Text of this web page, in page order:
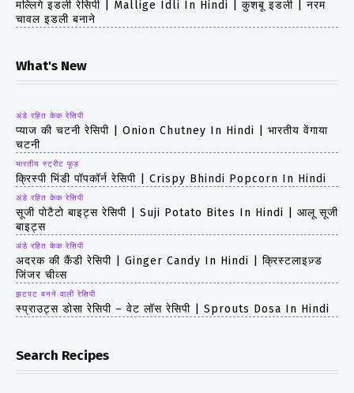
मल्लिगे इडली रेसिपी | Mallige Idli In Hindi | कुशबू इडली | नरम
चावल इडली बनाने
What's New
अंडे रहित केक रेसिपी
प्याज की चटनी रेसिपी | Onion Chutney In Hindi | भारतीय वेंगाया
चटनी
भारतीय स्ट्रीट फूड
क्रिस्पी भिंडी पॉपकॉर्न रेसिपी | Crispy Bhindi Popcorn In Hindi
अंडे रहित केक रेसिपी
सूजी पोटैटो बाइट्स रेसिपी | Suji Potato Bites In Hindi | आलू सूजी
बाइट्स
अंडे रहित केक रेसिपी
अदरक की कैंडी रेसिपी | Ginger Candy In Hindi | क्रिस्टलाइज़्ड
जिंजर चीव्स
झटपट बनने वाली रेसिपी
स्प्राउट्स डोसा रेसिपी – वेट लॉस रेसिपी | Sprouts Dosa In Hindi
Search Recipes